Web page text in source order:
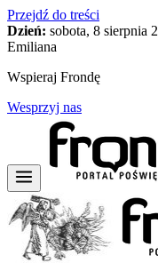
Przejdź do treści
Dzień: sobota, 8 sierpnia
Emiliana
Wspieraj Frondę
Wesprzyj nas